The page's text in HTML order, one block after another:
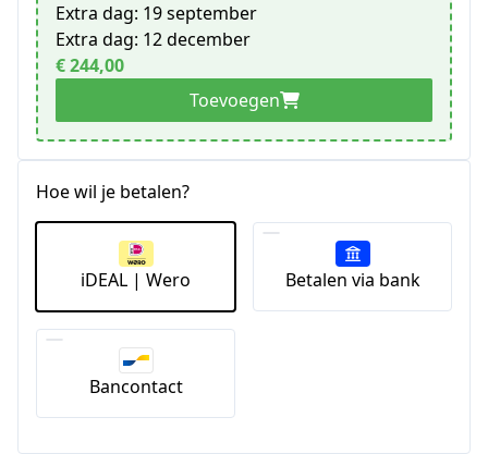
Extra dag: 19 september
Extra dag: 12 december
€ 244,00
Toevoegen
Hoe wil je betalen?
iDEAL | Wero Betalen via bank
Bancontact